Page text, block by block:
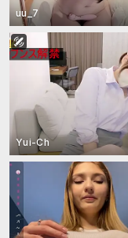
uu_7
Yui-Ch